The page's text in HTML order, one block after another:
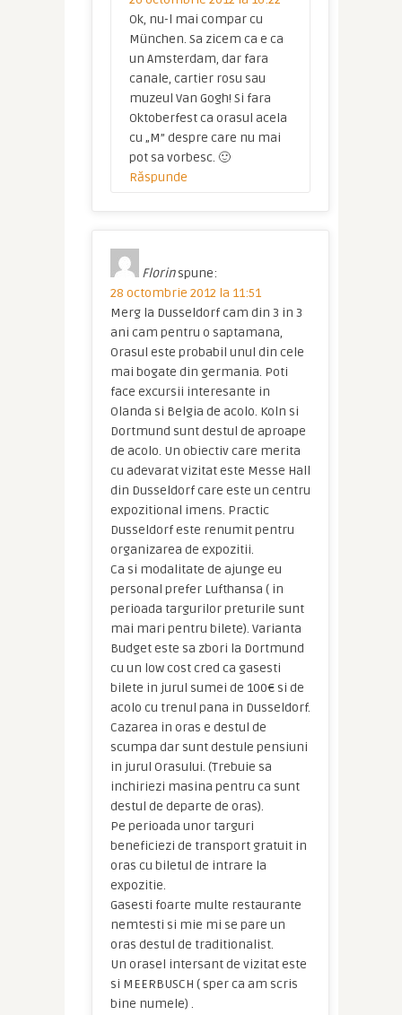
Ok, nu-l mai compar cu
München. Sa zicem ca e ca
un Amsterdam, dar fara
canale, cartier rosu sau
muzeul Van Gogh! Si fara
Oktoberfest ca orasul acela
cu „M” despre care nu mai
pot sa vorbesc. 🙂
Răspunde
Florin spune:
28 octombrie 2012 la 11:51
Merg la Dusseldorf cam din 3 in 3
ani cam pentru o saptamana,
Orasul este probabil unul din cele
mai bogate din germania. Poti
face excursii interesante in
Olanda si Belgia de acolo. Koln si
Dortmund sunt destul de aproape
de acolo. Un obiectiv care merita
cu adevarat vizitat este Messe Hall
din Dusseldorf care este un centru
expozitional imens. Practic
Dusseldorf este renumit pentru
organizarea de expozitii.
Ca si modalitate de ajunge eu
personal prefer Lufthansa ( in
perioada targurilor preturile sunt
mai mari pentru bilete). Varianta
Budget este sa zbori la Dortmund
cu un low cost cred ca gasesti
bilete in jurul sumei de 100€ si de
acolo cu trenul pana in Dusseldorf.
Cazarea in oras e destul de
scumpa dar sunt destule pensiuni
in jurul Orasului. (Trebuie sa
inchiriezi masina pentru ca sunt
destul de departe de oras).
Pe perioada unor targuri
beneficiezi de transport gratuit in
oras cu biletul de intrare la
expozitie.
Gasesti foarte multe restaurante
nemtesti si mie mi se pare un
oras destul de traditionalist.
Un orasel intersant de vizitat este
si MEERBUSCH ( sper ca am scris
bine numele) .